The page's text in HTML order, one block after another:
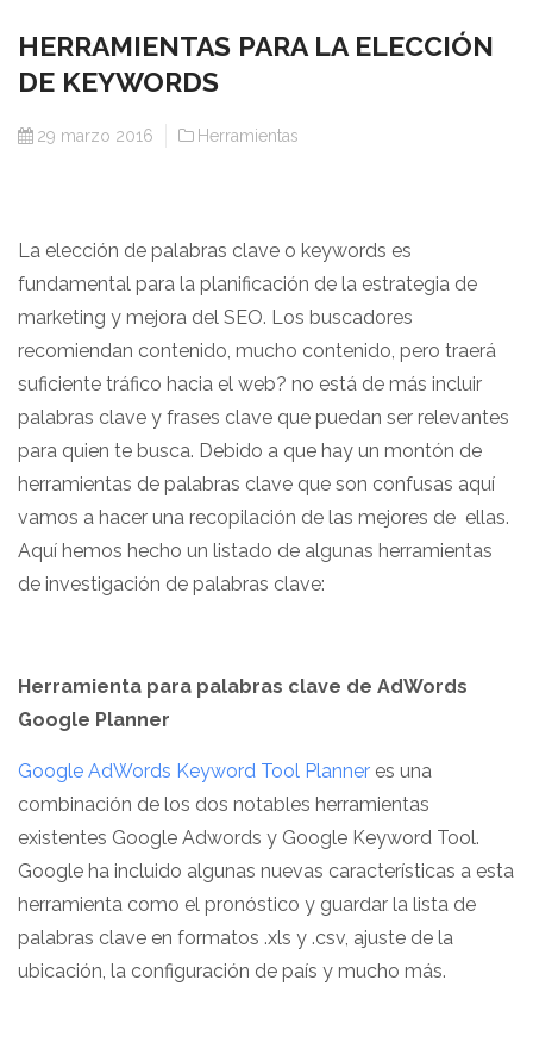
HERRAMIENTAS PARA LA ELECCIÓN
DE KEYWORDS
29 marzo 2016 Herramientas
La elección de palabras clave o keywords es
fundamental para la planificación de la estrategia de
marketing y mejora del SEO. Los buscadores
recomiendan contenido, mucho contenido, pero traerá
suficiente tráfico hacia el web? no está de más incluir
palabras clave y frases clave que puedan ser relevantes
para quien te busca. Debido a que hay un montón de
herramientas de palabras clave que son confusas aquí
vamos a hacer una recopilación de las mejores de ellas.
Aquí hemos hecho un listado de algunas herramientas
de investigación de palabras clave:
Herramienta para palabras clave de AdWords
Google Planner
Google AdWords Keyword Tool Planner es una
combinación de los dos notables herramientas
existentes Google Adwords y Google Keyword Tool.
Google ha incluido algunas nuevas características a esta
herramienta como el pronóstico y guardar la lista de
palabras clave en formatos .xls y .csv, ajuste de la
ubicación, la configuración de país y mucho más.